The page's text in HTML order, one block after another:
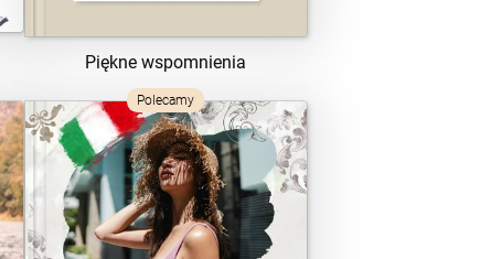
Piękne wspomnienia
Polecamy
ZOBACZ SZABLON